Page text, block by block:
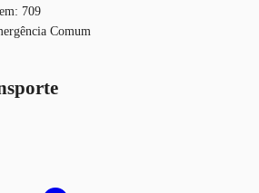
709
Comum